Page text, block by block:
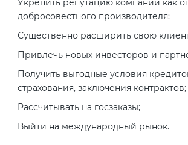
Укрепить репутацию компании как
добросовестного производителя;
Существенно расширить свою
Привлечь новых инвесторов и
Получить выгодные условия
страхования, заключения контрактов;
Рассчитывать на госзаказы;
Выйти на международный рынок.